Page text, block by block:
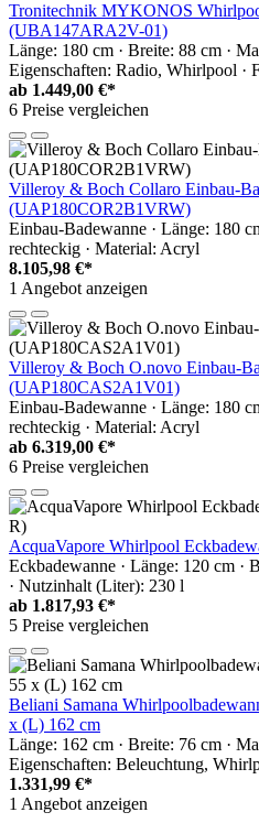
Tronitechnik MYKONOS
(UBA147ARA2V-01)
Länge: 180 cm · Breite: 88 cm ·
Eigenschaften: Radio, Whirlpool ·
ab 1.449,00 €*
6 Preise vergleichen
Villeroy & Boch Collaro Einbau-
(UAP180COR2B1VRW)
Einbau-Badewanne · Länge: 180
rechteckig · Material: Acryl
8.105,98 €*
1 Angebot anzeigen
Villeroy & Boch O.novo Einbau-
(UAP180CAS2A1V01)
Einbau-Badewanne · Länge: 180
rechteckig · Material: Acryl
ab 6.319,00 €*
6 Preise vergleichen
AcquaVapore Whirlpool
Eckbadewanne · Länge: 120 cm ·
· Nutzinhalt (Liter): 230 l
ab 1.817,93 €*
5 Preise vergleichen
Beliani Samana
x (L) 162 cm
Länge: 162 cm · Breite: 76 cm ·
Eigenschaften: Beleuchtung,
1.331,99 €*
1 Angebot anzeigen